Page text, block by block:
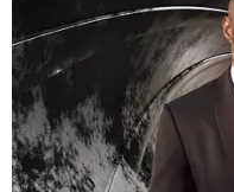
“O Mercado
tradicional da
mais